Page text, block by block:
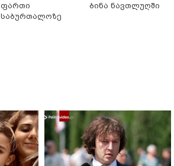
ფართი
საბურთალოზე
ბინა ნავთლუღში